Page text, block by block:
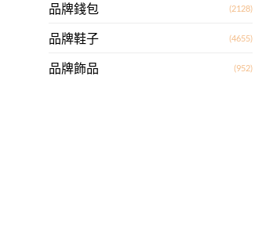
品牌錢包 (2128)
品牌鞋子 (4655)
品牌飾品 (952)